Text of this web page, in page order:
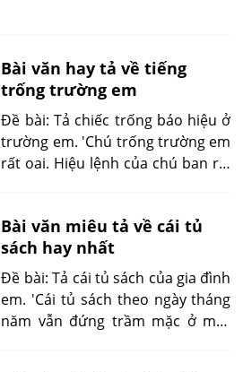
Bài văn hay tả về tiếng
trống trường em
Đề bài: Tả chiếc trống báo hiệu ở
trường em. 'Chú trống trường em
rất oai. Hiệu lệnh của chú ban ra,
hồi dài vang động xóm thôn. Học
sinh thôn Hạ, thôn Thượng, thôn
Trung náo nức hối hả đến
trường.'
Bài văn miêu tả về cái tủ
sách hay nhất
Đề bài: Tả cái tủ sách của gia đình
em. 'Cái tủ sách theo ngày tháng
năm vẫn đứng trầm mặc ở một